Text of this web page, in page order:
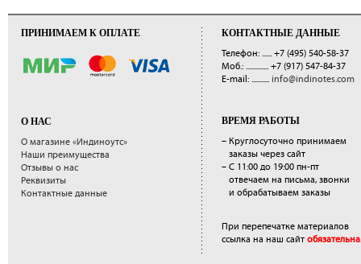
ПРИНИМАЕМ К ОПЛАТЕ
О НАС
О магазине «Индиноутс»
Наши преимущества
Отзывы о нас
Реквизиты
Контактные данные
КОНТАКТНЫЕ ДАННЫЕ
Телефон: ...... +7 (495) 540-58-37
Моб.: .............. +7 (917) 547-84-37
E-mail: ........... info@indinotes.com
ВРЕМЯ РАБОТЫ
– Круглосуточно принимаем
заказы через сайт
– С 11:00 до 19:00 пн-пт
отвечаем на письма, звонки
и обрабатываем заказы
При перепечатке материалов
ссылка на наш сайт обязательна